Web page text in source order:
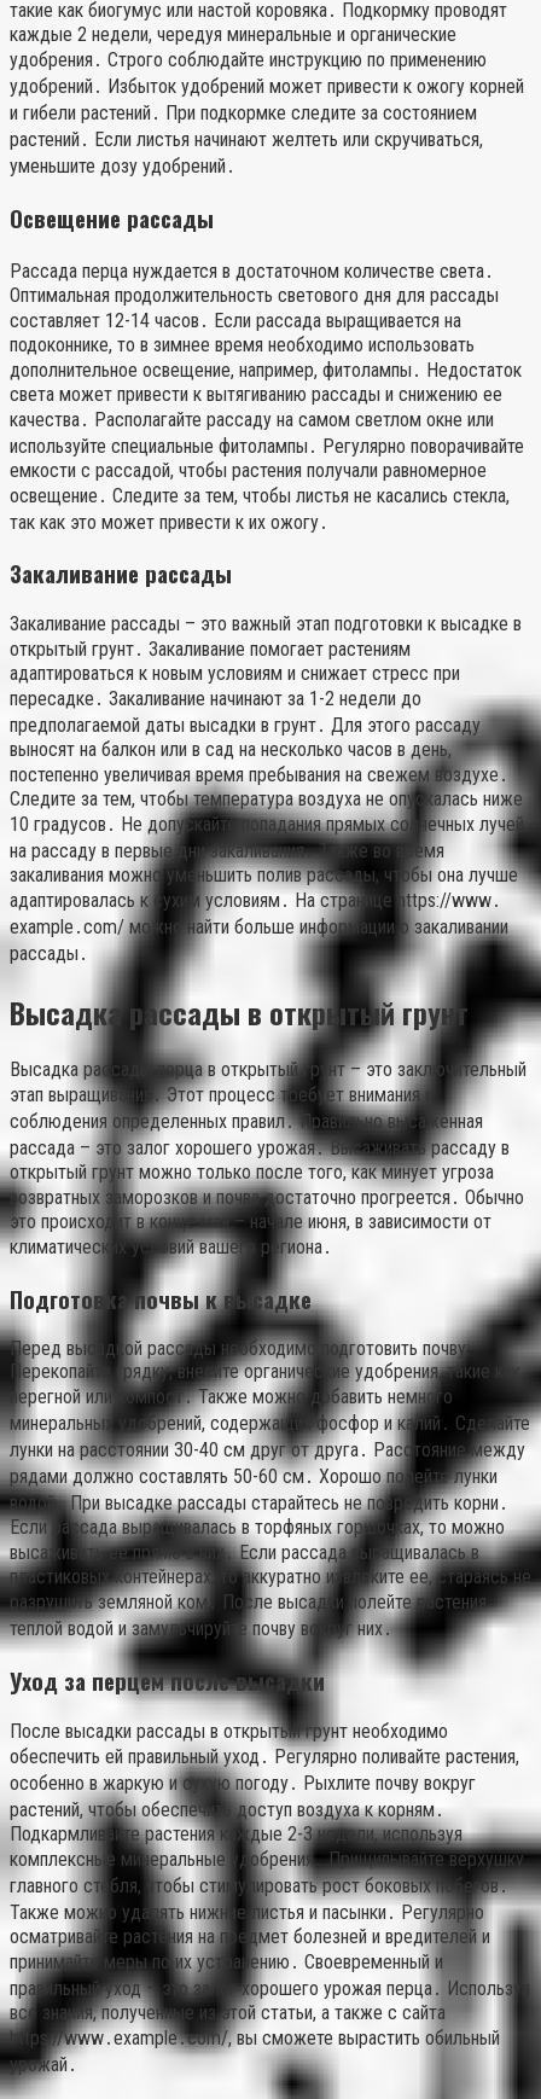
такие как биогумус или настой коровяка․ Подкормку проводят
каждые 2 недели, чередуя минеральные и органические
удобрения․ Строго соблюдайте инструкцию по применению
удобрений․ Избыток удобрений может привести к ожогу корней
и гибели растений․ При подкормке следите за состоянием
растений․ Если листья начинают желтеть или скручиваться,
уменьшите дозу удобрений․
Освещение рассады
Рассада перца нуждается в достаточном количестве света․
Оптимальная продолжительность светового дня для рассады
составляет 12-14 часов․ Если рассада выращивается на
подоконнике, то в зимнее время необходимо использовать
дополнительное освещение, например, фитолампы․ Недостаток
света может привести к вытягиванию рассады и снижению ее
качества․ Располагайте рассаду на самом светлом окне или
используйте специальные фитолампы․ Регулярно поворачивайте
емкости с рассадой, чтобы растения получали равномерное
освещение․ Следите за тем, чтобы листья не касались стекла,
так как это может привести к их ожогу․
Закаливание рассады
Закаливание рассады – это важный этап подготовки к высадке в
открытый грунт․ Закаливание помогает растениям
адаптироваться к новым условиям и снижает стресс при
пересадке․ Закаливание начинают за 1-2 недели до
предполагаемой даты высадки в грунт․ Для этого рассаду
выносят на балкон или в сад на несколько часов в день,
постепенно увеличивая время пребывания на свежем воздухе․
Следите за тем, чтобы температура воздуха не опускалась ниже
10 градусов․ Не допускайте попадания прямых солнечных лучей
на рассаду в первые дни закаливания․ Также во время
закаливания можно уменьшить полив рассады, чтобы она лучше
адаптировалась к сухим условиям․ На странице https://www․
example․com/ можно найти больше информации о закаливании
рассады․
Высадка рассады в открытый грунт
Высадка рассады перца в открытый грунт – это заключительный
этап выращивания․ Этот процесс требует внимания и
соблюдения определенных правил․ Правильно высаженная
рассада – это залог хорошего урожая․ Высаживать рассаду в
открытый грунт можно только после того, как минует угроза
возвратных заморозков и почва достаточно прогреется․ Обычно
это происходит в конце мая – начале июня, в зависимости от
климатических условий вашего региона․
Подготовка почвы к высадке
Перед высадкой рассады необходимо подготовить почву;
Перекопайте грядку, внесите органические удобрения, такие как
перегной или компост․ Также можно добавить немного
минеральных удобрений, содержащих фосфор и калий․ Сделайте
лунки на расстоянии 30-40 см друг от друга․ Расстояние между
рядами должно составлять 50-60 см․ Хорошо полейте лунки
водой․ При высадке рассады старайтесь не повредить корни․
Если рассада выращивалась в торфяных горшочках, то можно
высаживать ее прямо в них․ Если рассада выращивалась в
пластиковых контейнерах, то аккуратно извлеките ее, стараясь не
разрушить земляной ком․ После высадки полейте растения
теплой водой и замульчируйте почву вокруг них․
Уход за перцем после высадки
После высадки рассады в открытый грунт необходимо
обеспечить ей правильный уход․ Регулярно поливайте растения,
особенно в жаркую и сухую погоду․ Рыхлите почву вокруг
растений, чтобы обеспечить доступ воздуха к корням․
Подкармливайте растения каждые 2-3 недели, используя
комплексные минеральные удобрения․ Прищипывайте верхушку
главного стебля, чтобы стимулировать рост боковых побегов․
Также можно удалять нижние листья и пасынки․ Регулярно
осматривайте растения на предмет болезней и вредителей и
принимайте меры по их устранению․ Своевременный и
правильный уход – это залог хорошего урожая перца․ Используя
все знания, полученные из этой статьи, а также с сайта
https://www․example․com/, вы сможете вырастить обильный
урожай․